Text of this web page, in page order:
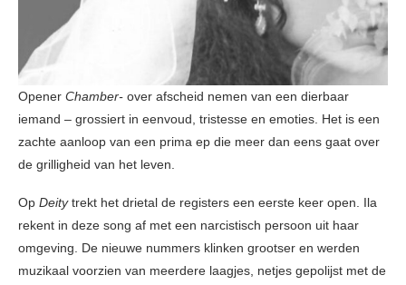
Opener Chamber- over afscheid nemen van een dierbaar
iemand – grossiert in eenvoud, tristesse en emoties. Het is een
zachte aanloop van een prima ep die meer dan eens gaat over
de grilligheid van het leven.
Op Deitytrekt het drietal de registers een eerste keer open. Ila
rekent in deze song af met een narcistisch persoon uit haar
omgeving. De nieuwe nummers klinken grootser en werden
muzikaal voorzien van meerdere laagjes, netjes gepolijst met de